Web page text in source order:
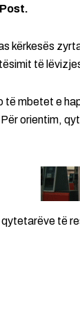
kërkesës
të
të mbetet e
orientim,
të